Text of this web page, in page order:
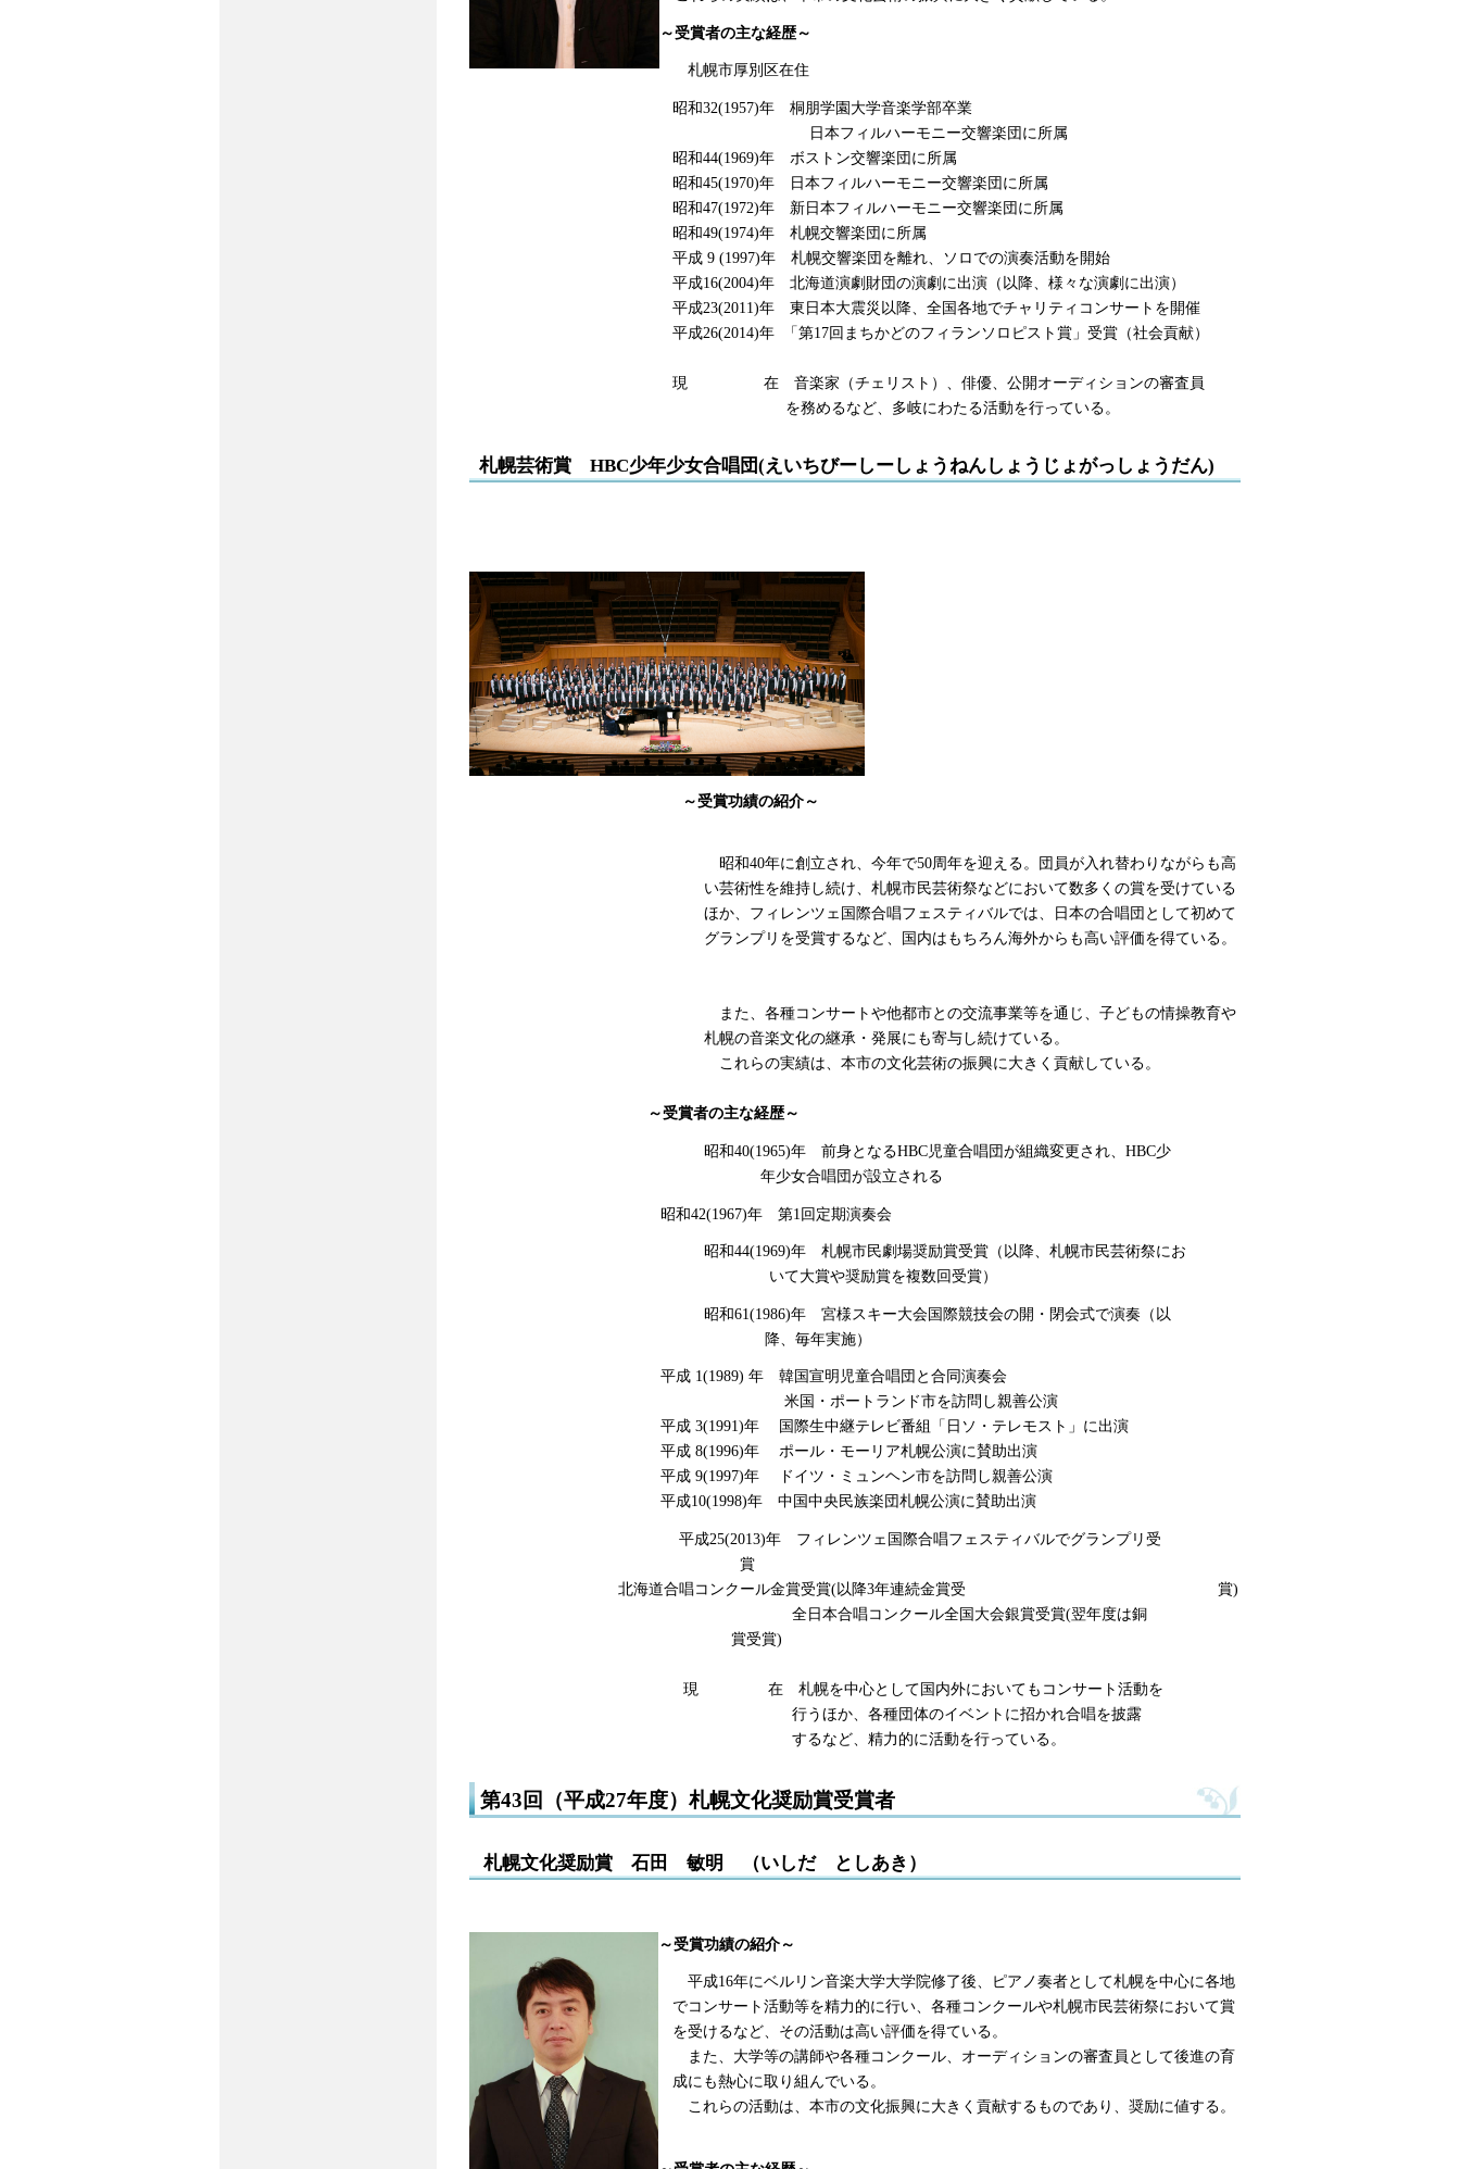
～受賞者の主な経歴～
札幌市厚別区在住
昭和32(1957)年 桐朋学園大学音楽学部卒業
日本フィルハーモニー交響楽団に所属
昭和44(1969)年 ボストン交響楽団に所属
昭和45(1970)年 日本フィルハーモニー交響楽団に所属
昭和47(1972)年 新日本フィルハーモニー交響楽団に所属
昭和49(1974)年 札幌交響楽団に所属
平成 9 (1997)年 札幌交響楽団を離れ、ソロでの演奏活動を開始
平成16(2004)年 北海道演劇財団の演劇に出演（以降、様々な演劇に出演）
平成23(2011)年 東日本大震災以降、全国各地でチャリティコンサートを開催
平成26(2014)年 「第17回まちかどのフィランソロピスト賞」受賞（社会貢献）
現 在 音楽家（チェリスト）、俳優、公開オーディションの審査員
を務めるなど、多岐にわたる活動を行っている。
札幌芸術賞 HBC少年少女合唱団(えいちびーしーしょうねんしょうじょがっしょうだん)
～受賞功績の紹介～
昭和40年に創立され、今年で50周年を迎える。団員が入れ替わりながらも高
い芸術性を維持し続け、札幌市民芸術祭などにおいて数多くの賞を受けている
ほか、フィレンツェ国際合唱フェスティバルでは、日本の合唱団として初めて
グランプリを受賞するなど、国内はもちろん海外からも高い評価を得ている。
また、各種コンサートや他都市との交流事業等を通じ、子どもの情操教育や
札幌の音楽文化の継承・発展にも寄与し続けている。
これらの実績は、本市の文化芸術の振興に大きく貢献している。
～受賞者の主な経歴～
昭和40(1965)年 前身となるHBC児童合唱団が組織変更され、HBC少
年少女合唱団が設立される
昭和42(1967)年 第1回定期演奏会
昭和44(1969)年 札幌市民劇場奨励賞受賞（以降、札幌市民芸術祭にお
いて大賞や奨励賞を複数回受賞）
昭和61(1986)年 宮様スキー大会国際競技会の開・閉会式で演奏（以
降、毎年実施）
平成 1(1989) 年 韓国宣明児童合唱団と合同演奏会
米国・ポートランド市を訪問し親善公演
平成 3(1991)年 国際生中継テレビ番組「日ソ・テレモスト」に出演
平成 8(1996)年 ポール・モーリア札幌公演に賛助出演
平成 9(1997)年 ドイツ・ミュンヘン市を訪問し親善公演
平成10(1998)年 中国中央民族楽団札幌公演に賛助出演
平成25(2013)年 フィレンツェ国際合唱フェスティバルでグランプリ受
賞
北海道合唱コンクール金賞受賞(以降3年連続金賞受 賞)
全日本合唱コンクール全国大会銀賞受賞(翌年度は銅
賞受賞)
現 在 札幌を中心として国内外においてもコンサート活動を
行うほか、各種団体のイベントに招かれ合唱を披露
するなど、精力的に活動を行っている。
第43回（平成27年度）札幌文化奨励賞受賞者
札幌文化奨励賞 石田 敏明 （いしだ としあき）
～受賞功績の紹介～
平成16年にベルリン音楽大学大学院修了後、ピアノ奏者として札幌を中心に各地
でコンサート活動等を精力的に行い、各種コンクールや札幌市民芸術祭において賞
を受けるなど、その活動は高い評価を得ている。
また、大学等の講師や各種コンクール、オーディションの審査員として後進の育
成にも熱心に取り組んでいる。
これらの活動は、本市の文化振興に大きく貢献するものであり、奨励に値する。